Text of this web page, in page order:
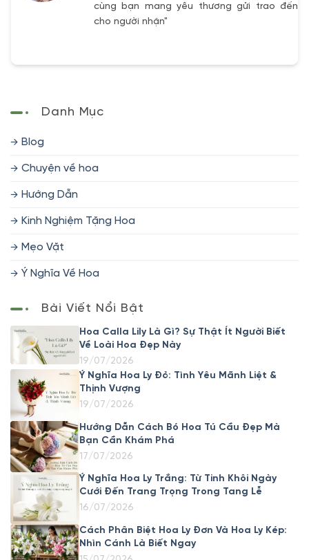
cùng bạn mang yêu thương gửi trao đến
cho người nhận"
Danh Mục
Blog
Chuyện về hoa
Hướng Dẫn
Kinh Nghiệm Tặng Hoa
Mẹo Vặt
Ý Nghĩa Về Hoa
Bài Viết Nổi Bật
Hoa Calla Lily Là Gì? Sự Thật Ít Người Biết
Về Loài Hoa Đẹp Này
19/07/2026
Ý Nghĩa Hoa Ly Đỏ: Tình Yêu Mãnh Liệt &
Thịnh Vượng
19/07/2026
Hướng Dẫn Cách Bó Hoa Tú Cầu Đẹp Mà
Bạn Cần Khám Phá
17/07/2026
Ý Nghĩa Hoa Ly Trắng: Từ Tinh Khôi Ngày
Cưới Đến Trang Trọng Trong Tang Lễ
16/07/2026
Cách Phân Biệt Hoa Ly Đơn Và Hoa Ly Kép:
Nhìn Cánh Là Biết Ngay